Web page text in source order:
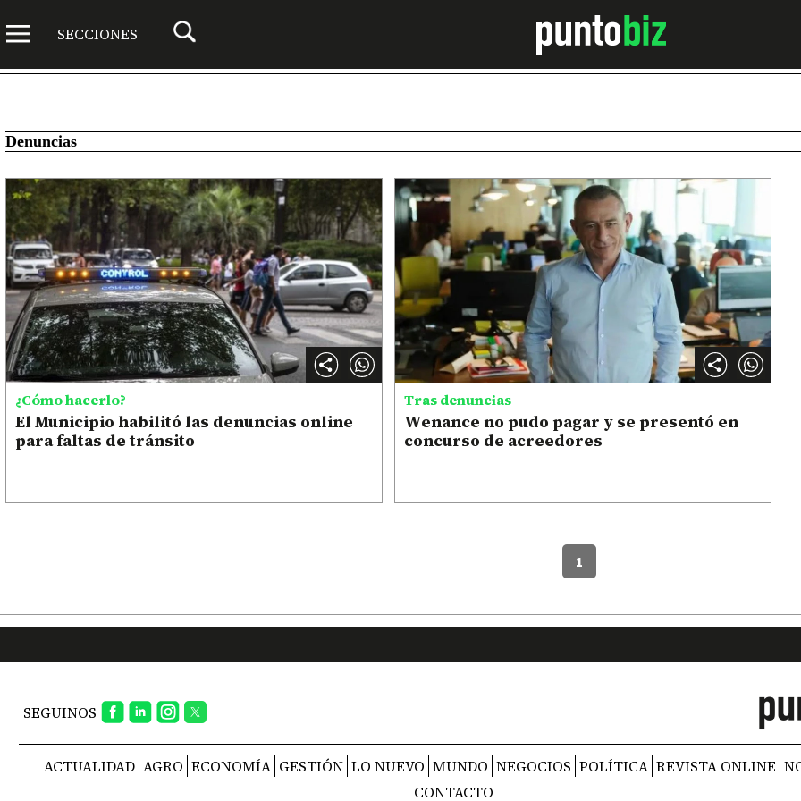
SECCIONES
Denuncias
¿Cómo hacerlo?
El Municipio habilitó las denuncias online
para faltas de tránsito
Tras denuncias
Wenance no pudo pagar y se presentó en
concurso de acreedores
1
SEGUINOS
ACTUALIDAD AGRO ECONOMÍA GESTIÓN LO NUEVO MUNDO NEGOCIOS POLÍTICA REVISTA ONLINE
CONTACTO